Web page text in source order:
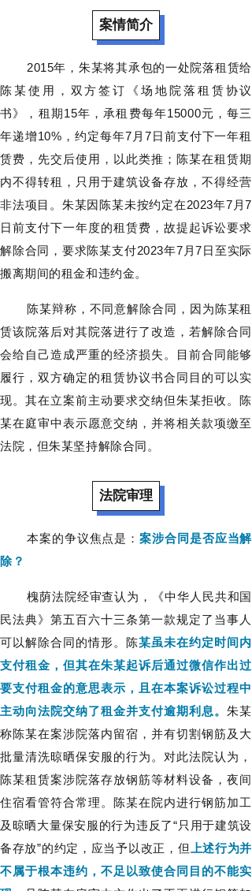
案情简介
2015年，朱某将其承包的一处院落租赁给
陈某使用，双方签订《场地院落租赁协议
书》，租期15年，承租费每年15000元，每三
年递增10%，约定每年7月7日前支付下一年租
赁费，先交后使用，以此类推；陈某在租赁期
内不得转租，只用于建筑设备存放，不得经营
非法项目。朱某因陈某未按约定在2023年7月7
日前支付下一年度的租赁费，故提起诉讼要求
解除合同，要求陈某支付2023年7月7日至实际
搬离期间的租金和违约金。
陈某辩称，不同意解除合同，因为陈某租
赁该院落后对其院落进行了改造，若解除合同
会给自己造成严重的经济损失。目前合同能够
履行，双方确定的租赁协议书合同目的可以实
现。其在立案前主动要求交纳但朱某拒收。陈
某在庭审中表示愿意交纳，并将相关款项缴至
法院，但朱某坚持解除合同。
法院审理
本案的争议焦点是：案涉合同是否应当解
除？
槐荫法院经审查认为，《中华人民共和国
民法典》第五百六十三条第一款规定了当事人
可以解除合同的情形。陈某虽未在约定时间内
支付租金，但其在朱某起诉后通过微信作出过
要支付租金的意思表示，且在本案诉讼过程中
主动向法院交纳了租金并支付逾期利息。朱某
称陈某在案涉院落内留宿，并有切割钢筋及大
批量清洗晾晒保安服的行为。对此法院认为，
陈某租赁案涉院落存放钢筋等材料设备，夜间
住宿看管符合常理。陈某在院内进行钢筋加工
及晾晒大量保安服的行为违反了“只用于建筑设
备存放”的约定，应当予以改正，但
上述行为并
不属于根本违约，不足以致使合同目的不能实